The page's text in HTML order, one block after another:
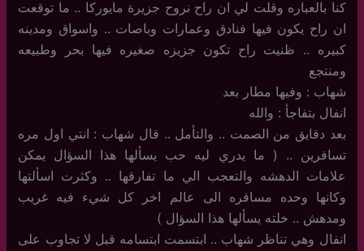
كنا بالعباره وقلت لي ان راح نروح جزيرة مايوركا .. ما توقعت
ان راح يكون فيها فنادق وعمارات وباصات .. واسواق ومدينه
كبيره .. ظنيت راح تكون جزيزه صغيره فيها بحر وطبيعه
ومنتجع
شهاب : وفيها مطار بعد
انفال بتفاجأ : والله
بعد دقايق من الصمت .. والتأمل .. قال شهاب : انتي اول مره
تسافرين .. ( ما يدري ليه حب يسألها هذا السؤال يمكن
علامات الدهشه والتعجب الي ما تفارقها .. وكثرت اسألتها
وكانها وحده مسافره الى عالم اخر كل شيء فيه غريب
ومدهش .. خلته يسألها هذا السؤال )
انفال وهي تناظر شهاب .. ابتسمت ابتسامه قبل لا تجاوب على